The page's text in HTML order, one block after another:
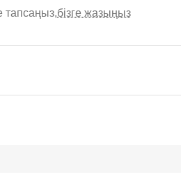
тапсаңыз,бізге жазыңыз